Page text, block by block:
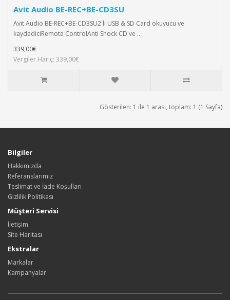
Avit Audio BE-REC+BE-CD3SU
Avit Audio BE-REC+BE-CD3SU2'li USB & SD Card okuyucu ve
kaydediciRemote ControlAnti Shock CD ve ..
339,00€
Vergiler Hariç: 339,00€
Gösterilen: 1 ile 1 arası, toplam: 1 (1 Sayfa)
Bilgiler
Hakkımızda
Referanslarımız
Teslimat ve İade Koşulları
Gizlilik Politikası
Müşteri Servisi
İletişim
Site Haritası
Ekstralar
Markalar
Kampanyalar